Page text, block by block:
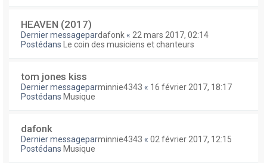
HEAVEN (2017)
Dernier messagepardafonk « 22 mars 2017, 02:14
Postédans
Le coin des musiciens et chanteurs
tom jones kiss
Dernier messageparminnie4343 « 16 février 2017, 18:17
Postédans Musique
dafonk
Dernier messageparminnie4343 « 02 février 2017, 12:15
Postédans Musique